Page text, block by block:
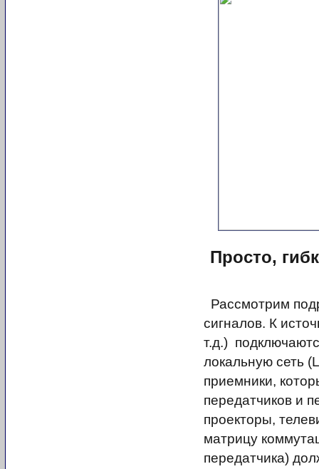
Просто,
Рассмотрим
сигналов. К
т.д.)
локальную сеть
приемники,
передатчиков и
проекторы,
матрицу
передатчика)